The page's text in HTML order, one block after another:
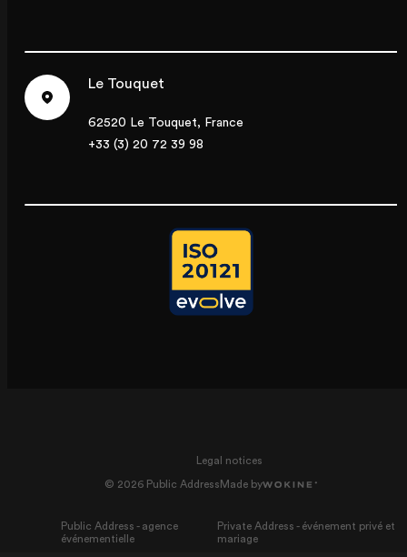
Le Touquet
62520 Le Touquet, France
+33 (3) 20 72 39 98
Legal notices
© 2026 Public Address Made by
Public Address - agence
événementielle
Private Address - événement privé et
mariage